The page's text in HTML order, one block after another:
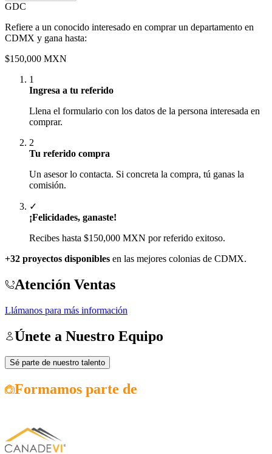
GDC
Refiere a un conocido interesado en comprar un departamento en
CDMX y gana hasta:
$150,000 MXN
1
Ingresa a tu referido
Llena el formulario con los datos de la persona interesada en
comprar.
2
Tu referido compra
Un asesor lo contacta. Si concreta la compra, tú ganas la
comisión.
✓
¡Felicidades, ganaste!
Recibes hasta $150,000 MXN por referido exitoso.
+32 proyectos disponibles en las mejores colonias de CDMX.
Atención Ventas
Llámanos para más información
Únete a Nuestro Equipo
Sé parte de nuestro talento
Formamos parte de